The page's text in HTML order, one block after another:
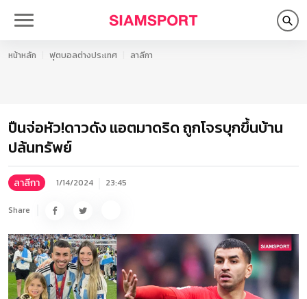
หน้าหลัก ฟุตบอลต่างประเทศ ลาลีกา
ปืนจ่อหัว!ดาวดัง แอตมาดริด ถูกโจรบุกขึ้นบ้าน
ปล้นทรัพย์
ลาลีกา 1/14/2024 23:45
Share